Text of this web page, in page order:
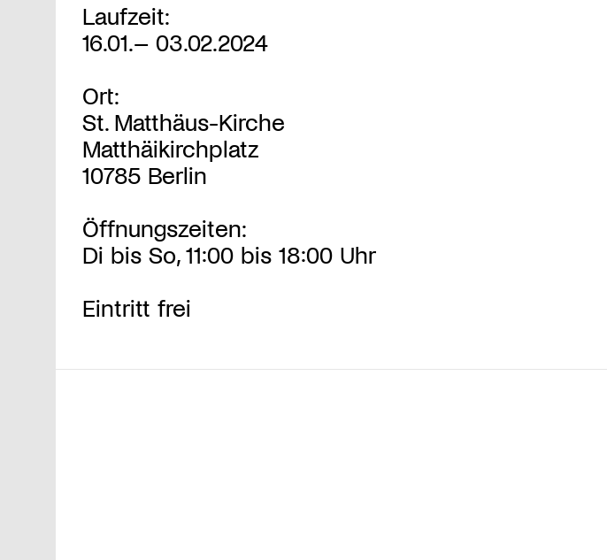
Laufzeit:
16.01.– 03.02.2024
Ort:
St. Matthäus-Kirche
Matthäikirchplatz
10785 Berlin
Öffnungszeiten:
Di bis So, 11:00 bis 18:00 Uhr
Eintritt frei